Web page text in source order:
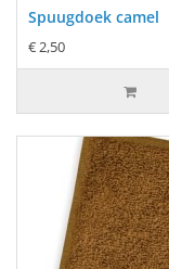
Spuugdoek camel
€ 2,50